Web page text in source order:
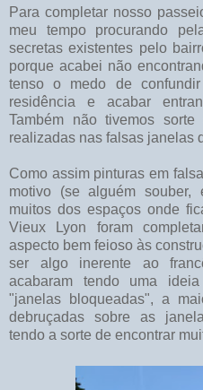
Para completar nosso
meu tempo procurando
secretas existentes pelo
porque acabei não
tenso o medo de
residência e acabar
Também não tivemos
realizadas nas falsas janelas
Como assim pinturas em
motivo (se alguém souber,
muitos dos espaços onde
Vieux Lyon foram
aspecto bem feioso às
ser algo inerente ao
acabaram tendo uma
"janelas bloqueadas", a
debruçadas sobre as
tendo a sorte de encontrar